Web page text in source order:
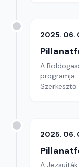
2025. 06.
A
programja
2025. 06.
A